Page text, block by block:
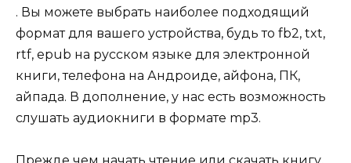
. Вы можете выбрать наиболее подходящий
формат для вашего устройства, будь то fb2, txt,
rtf, epub на русском языке для электронной
книги, телефона на Андроиде, айфона, ПК,
айпада. В дополнение, у нас есть возможность
слушать аудиокниги в формате mp3.